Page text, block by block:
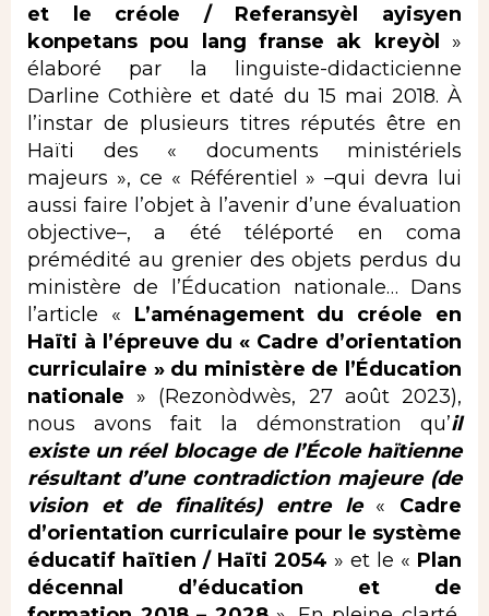
et le créole / Referansyèl ayisyen
konpetans pou lang franse ak kreyòl
»
élaboré par la linguiste-didacticienne
Darline Cothière et daté du 15 mai 2018. À
l’instar de plusieurs titres réputés être en
Haïti des « documents ministériels
majeurs », ce « Référentiel » –qui devra lui
aussi faire l’objet à l’avenir d’une évaluation
objective–, a été téléporté en coma
prémédité au grenier des objets perdus du
ministère de l’Éducation nationale… Dans
l’article « L’aménagement du créole en
Haïti à l’épreuve du « Cadre d’orientation
curriculaire » du ministère de l’Éducation
nationale » (Rezonòdwès, 27 août 2023),
nous avons fait la démonstration qu’il
existe un réel blocage de l’École haïtienne
résultant d’une contradiction majeure (de
vision et de finalités) entre le« Cadre
d’orientation curriculaire pour le système
éducatif haïtien / Haïti 2054 » et le « Plan
décennal d’éducation et de